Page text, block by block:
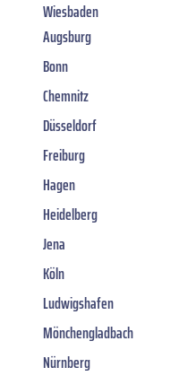
Wiesbaden
Augsburg
Bonn
Chemnitz
Düsseldorf
Freiburg
Hagen
Heidelberg
Jena
Köln
Ludwigshafen
Mönchengladbach
Nürnberg